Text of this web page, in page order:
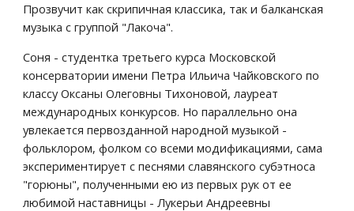
Прозвучит как скрипичная классика, так и балканская
музыка с группой "Лакоча".
Соня - студентка третьего курса Московской
консерватории имени Петра Ильича Чайковского по
классу Оксаны Олеговны Тихоновой, лауреат
международных конкурсов. Но параллельно она
увлекается первозданной народной музыкой -
фольклором, фолком со всеми модификациями, сама
экспериментирует с песнями славянского субэтноса
"горюны", полученными ею из первых рук от ее
любимой наставницы - Лукерьи Андреевны